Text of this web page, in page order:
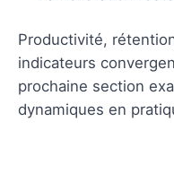
Productivité,
indicateurs
prochaine section
dynamiques en